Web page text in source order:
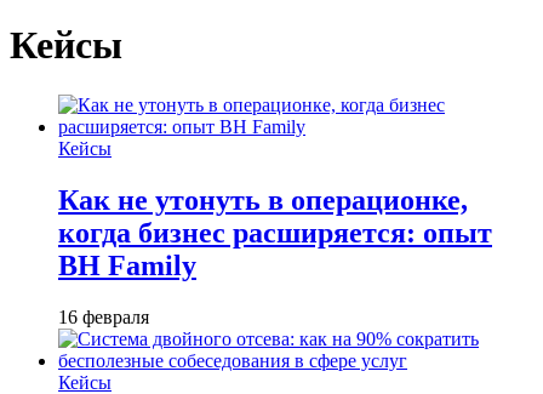
Кейсы
Кейсы
Как не утонуть в операционке,
когда бизнес расширяется: опыт
BH Family
16 февраля
Кейсы